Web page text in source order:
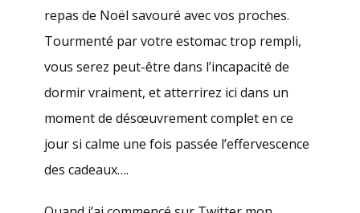
repas de Noël savouré avec vos proches.
Tourmenté par votre estomac trop rempli,
vous serez peut-être dans l’incapacité de
dormir vraiment, et atterrirez ici dans un
moment de désœuvrement complet en ce
jour si calme une fois passée l’effervescence
des cadeaux….